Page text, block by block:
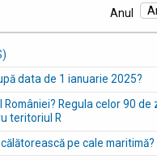
Anul
data de 1 ianuarie 2025?
Regula celor 90 de
teritoriul R
pe cale maritimă?